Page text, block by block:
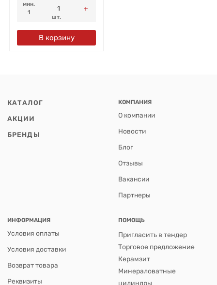
мин.
1
шт.
В корзину
КАТАЛОГ
АКЦИИ
БРЕНДЫ
КОМПАНИЯ
О компании
Новости
Блог
Отзывы
Вакансии
Партнеры
ИНФОРМАЦИЯ
Условия оплаты
Условия доставки
Возврат товара
Реквизиты
ПОМОЩЬ
Пригласить в тендер
Торговое предложение
Керамзит
Минераловатные